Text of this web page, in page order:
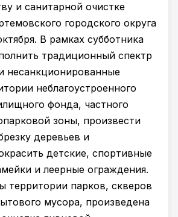
и санитарной очистке
городского округа
В рамках субботника
традиционный спектр
несанкционированные
неблагоустроенного
фонда, частного
зоны, произвести
деревьев и
детские, спортивные
и леерные ограждения.
территории парков, скверов
мусора, произведена